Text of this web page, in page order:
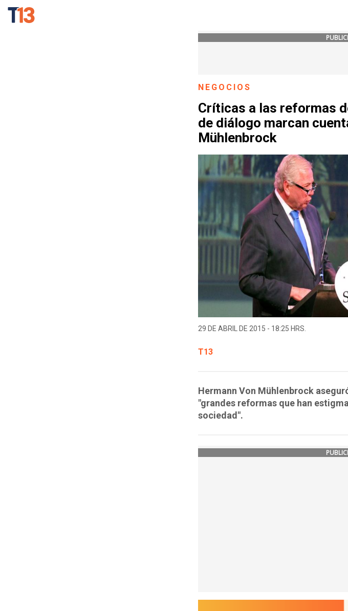
NEGOCIOS
Críticas a las reformas
de diálogo marcan
Mühlenbrock
29 DE ABRIL DE 2015 - 18:25 HRS.
T13
Hermann Von Mühlenbrock
"grandes reformas que han
sociedad".